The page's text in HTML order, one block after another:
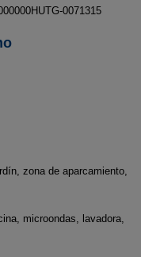
0071315
zona de aparcamiento,
microondas, lavadora,